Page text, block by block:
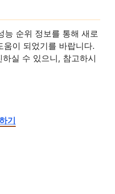
순위 정보를 통해 새로
움이 되었기를 바랍니다.
실 수 있으니, 참고하시
기